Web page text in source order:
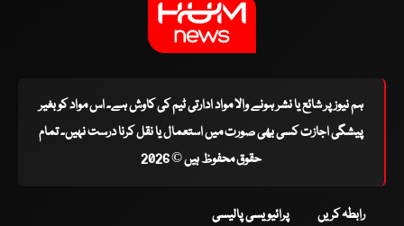
ہم نیوز پر شائع یا نشر ہونے والا مواد ادارتی ٹیم کی کاوش ہے۔ اس مواد کو بغیر
پیشگی اجازت کسی بھی صورت میں استعمال یا نقل کرنا درست نہیں۔ تمام
حقوق محفوظ ہیں © 2026
رابطہ کریں پرائیویسی پالیسی